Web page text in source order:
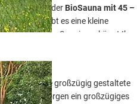
BioSauna mit 45 –
gibt es eine kleine
nach dem Saunieren könnt Ihr
Schneedusche ausprobieren – eine
Ihr eine großzügig gestaltete
sorgen ein großzügiges